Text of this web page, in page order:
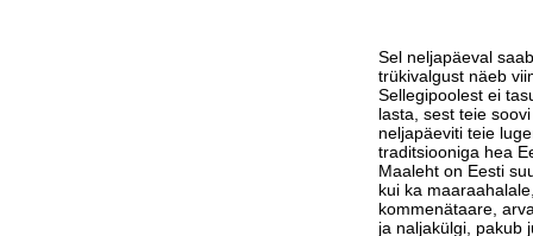
Sel neljapäeval
trükivalgust näeb
Sellegipoolest ei
lasta, sest teie
neljapäeviti teie
traditsiooniga hea
Maaleht on Eesti
kui ka
kommenätaare,
ja naljakülgi, pakub